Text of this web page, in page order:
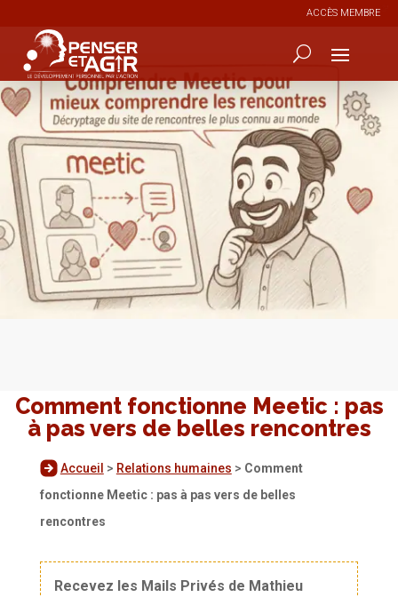
ACCÈS MEMBRE
Comment fonctionne Meetic : pas
à pas vers de belles rencontres
Accueil > Relations humaines > Comment
fonctionne Meetic : pas à pas vers de belles
rencontres
Recevez les Mails Privés de Mathieu